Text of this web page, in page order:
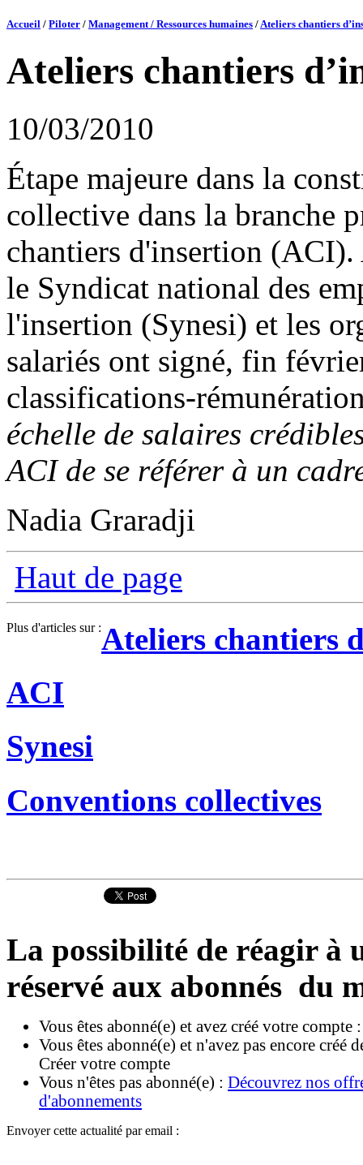
Accueil / Piloter / Management / Ressources humaines /Ateliers chantiers
Ateliers chantiers
10/03/2010
Étape majeure dans la
collective dans la branche
chantiers d'insertion (ACI).
le Syndicat national des
l'insertion (Synesi) et les
salariés ont signé, fin
classifications-
échelle de salaires
ACI de se référer à un
Nadia Graradji
Haut de page
Plus d'articles sur :Ateliers chantiers
ACI
Synesi
Conventions collectives
La possibilité de réagir à
réservé aux abonnés du
Vous êtes abonné(e) et avez créé votre compte
Vous êtes abonné(e) et n'avez pas encore créé
Créer votre compte
Vous n'êtes pas abonné(e) : Découvrez nos
d'abonnements
Envoyer cette actualité par email :